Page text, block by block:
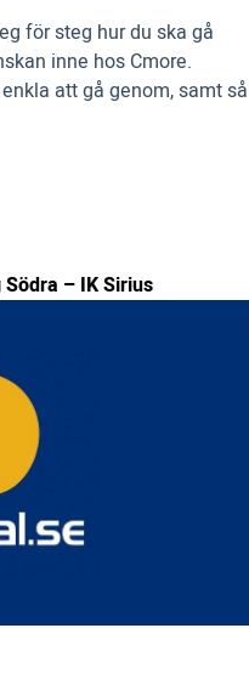
för steg hur du ska gå
inne hos Cmore.
att gå genom, samt så
– IK Sirius